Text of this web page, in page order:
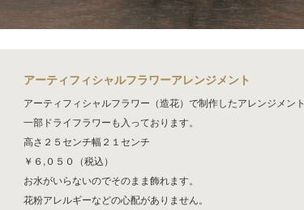
アーティフィシャルフラワーアレンジメント
アーティフィシャルフラワー（造花）で制作したアレンジメント
一部ドライフラワーも入っております。
高さ２５センチ幅２１センチ
￥６,０５０（税込）
お水がいらないのでそのまま飾れます。
花粉アレルギーなどの心配がありません。